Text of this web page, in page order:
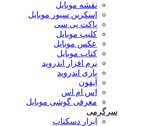
نقشه موبایل
اسکرین سیور موبایل
پاکت پی سی
کلیپ موبایل
عکس موبایل
کتاب موبایل
نرم افزار اندروید
بازی اندروید
آیفون
اس ام اس
معرفی گوشی موبایل
سرگرمی
ابزار دسکتاپ